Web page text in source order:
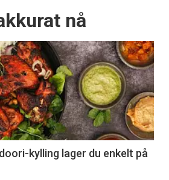
nå
kylling lager du enkelt på